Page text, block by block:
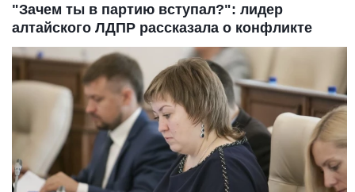
"Зачем ты в партию вступал?": лидер
алтайского ЛДПР рассказала о конфликте